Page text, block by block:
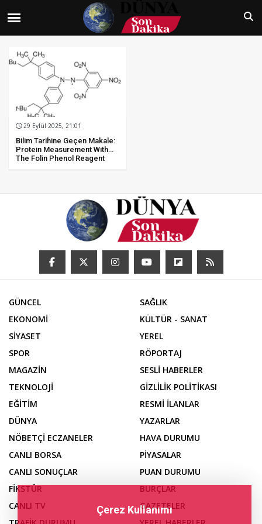
29 Eylül 2025, 21:01
Bilim Tarihine Geçen Makale:
Protein Measurement With
The Folin Phenol Reagent
GÜNCEL
EKONOMİ
SİYASET
SPOR
MAGAZİN
TEKNOLOJİ
EĞİTİM
DÜNYA
SAĞLIK
KÜLTÜR - SANAT
YEREL
RÖPORTAJ
SESLİ HABERLER
GİZLİLİK POLİTİKASI
RESMİ İLANLAR
YAZARLAR
NÖBETÇİ ECZANELER
CANLI BORSA
CANLI SONUÇLAR
FİKSTÜR
CANLI TV
HAVA DURUMU
PİYASALAR
PUAN DURUMU
BURÇLAR
GAZETELER
Çerez Kullanımı